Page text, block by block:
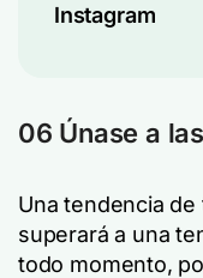
Instagram
06 Únase a
Una tendencia
superará a una
todo momento,